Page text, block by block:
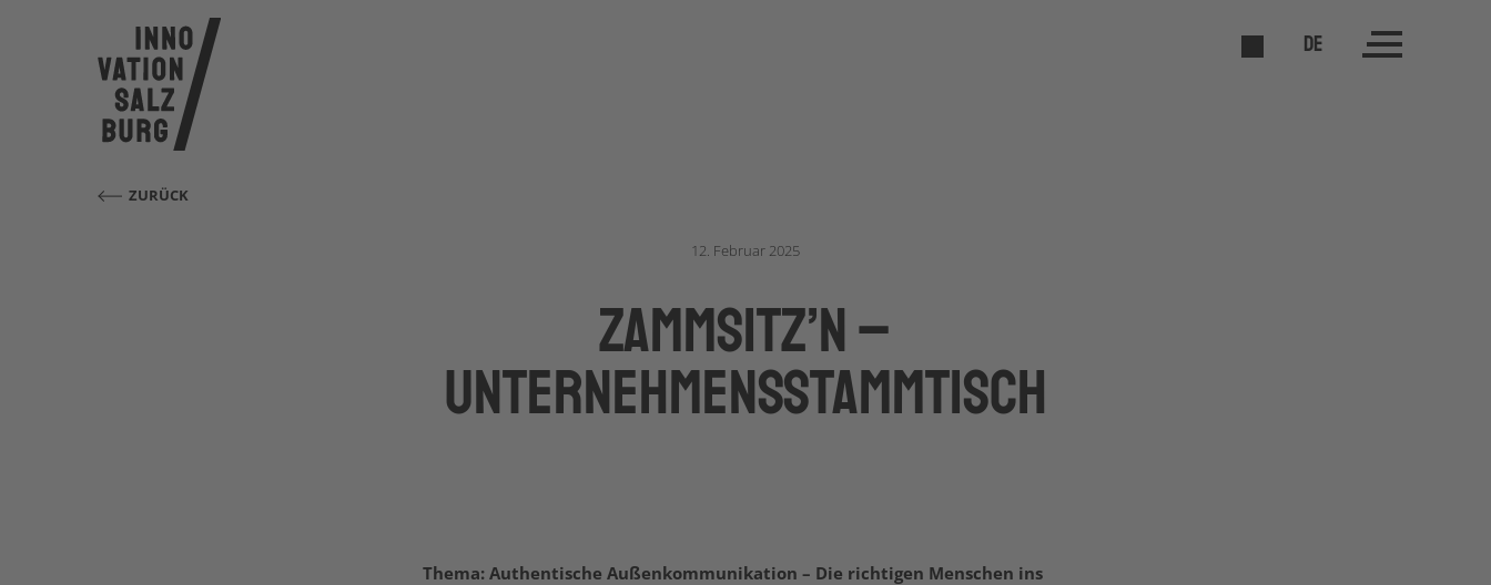
DE
ZURÜCK
12. Februar 2025
Zammsitz’n –
Unternehmensstammtisch
Thema: Authentische Außenkommunikation – Die richtigen Menschen ins